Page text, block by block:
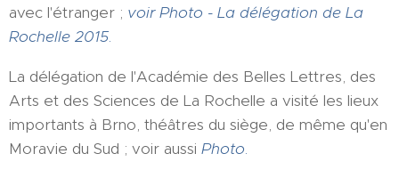
avec l'étranger ; voir Photo - La délégation de La
Rochelle 2015.
La délégation de l'Académie des Belles Lettres, des
Arts et des Sciences de La Rochelle a visité les lieux
importants à Brno, théâtres du siège, de même qu'en
Moravie du Sud ; voir aussi Photo.